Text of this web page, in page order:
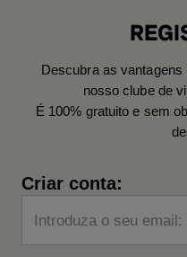
Descubra as
nosso clube de
É 100% gratuito e sem
Criar conta:
Introduza o seu email: